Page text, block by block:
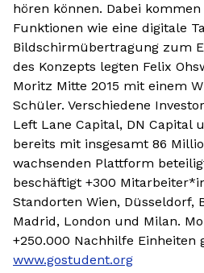
hören können. Dabei
Funktionen wie eine digitale
Bildschirmübertragung zum
des Konzepts legten Felix
Moritz Mitte 2015 mit einem
Schüler. Verschiedene
Left Lane Capital, DN Capital
bereits mit insgesamt 86
wachsenden Plattform
beschäftigt +300
Standorten Wien, Düsseldorf,
Madrid, London und Milan.
+250.000 Nachhilfe Einheiten
www.gostudent.org